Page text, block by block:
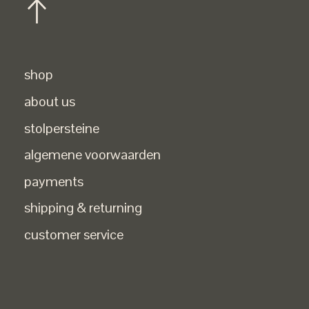
shop
about us
stolpersteine
algemene voorwaarden
payments
shipping & returning
customer service